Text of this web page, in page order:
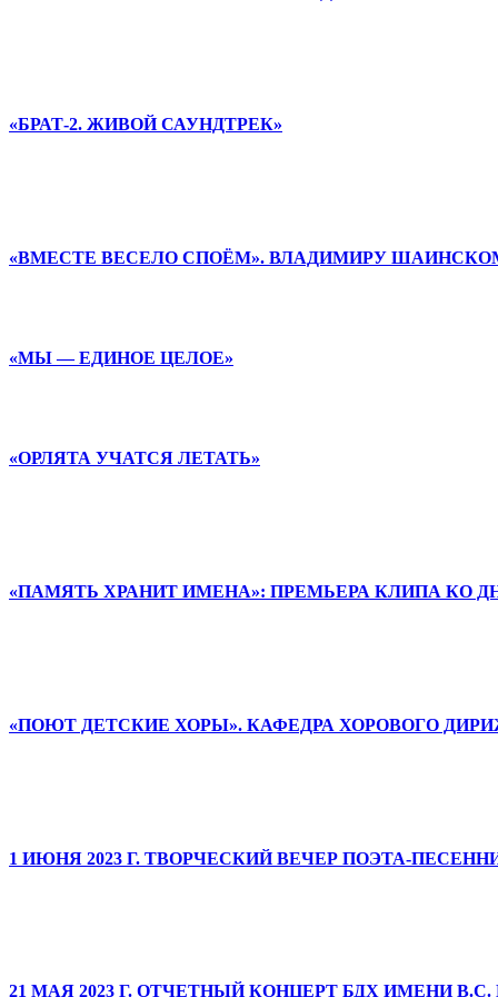
«БРАТ-2. ЖИВОЙ САУНДТРЕК»
«ВМЕСТЕ ВЕСЕЛО СПОЁМ». ВЛАДИМИРУ
«МЫ — ЕДИНОЕ ЦЕЛОЕ»
«ОРЛЯТА УЧАТСЯ ЛЕТАТЬ»
«ПАМЯТЬ ХРАНИТ ИМЕНА»: ПРЕМЬЕРА КЛИПА КО
«ПОЮТ ДЕТСКИЕ ХОРЫ». КАФЕДРА ХОРОВОГО
1 ИЮНЯ 2023 Г. ТВОРЧЕСКИЙ ВЕЧЕР ПОЭТА-
21 МАЯ 2023 Г. ОТЧЕТНЫЙ КОНЦЕРТ БДХ ИМЕНИ